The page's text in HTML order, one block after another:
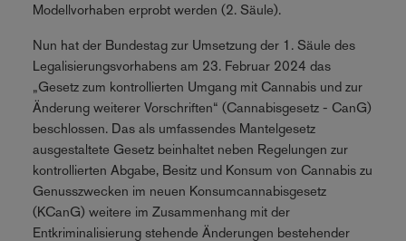
Modellvorhaben erprobt werden (2. Säule).
Nun hat der Bundestag zur Umsetzung der 1. Säule des
Legalisierungsvorhabens am 23. Februar 2024 das
„Gesetz zum kontrollierten Umgang mit Cannabis und zur
Änderung weiterer Vorschriften“ (Cannabisgesetz - CanG)
beschlossen. Das als umfassendes Mantelgesetz
ausgestaltete Gesetz beinhaltet neben Regelungen zur
kontrollierten Abgabe, Besitz und Konsum von Cannabis zu
Genusszwecken im neuen Konsumcannabisgesetz
(KCanG) weitere im Zusammenhang mit der
Entkriminalisierung stehende Änderungen bestehender